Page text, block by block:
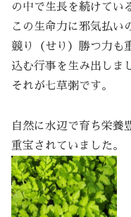
の中で生長を続けてい
この生命力に邪気払い
競り（せり）勝つ力も
込む行事を生み出しま
それが七草粥です。
自然に水辺で育ち栄養
重宝されていました。